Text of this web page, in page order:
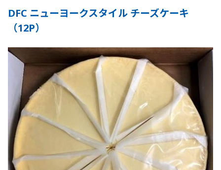
DFC ニューヨークスタイル チーズケーキ
（12P）